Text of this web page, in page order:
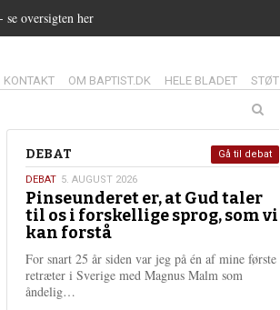
oversigten her
13.0:
KONTAKT 14.0:
OM BAPTIST.DK 15.0:
HELE BLADET 16.0:
STØT
Debat
DEBAT
5.
august
2026
DEBAT 5. AUGUST 2026
Pinseunderet er, at Gud taler
til os i forskellige sprog, som vi
kan forstå
For snart 25 år siden var jeg på én af mine første
retræter i Sverige med Magnus Malm som
åndelig…
Gå til debat